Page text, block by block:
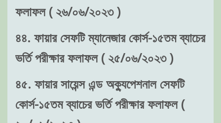
ফলাফল ( ২৬/০৬/২০২৩ )
৪৪. ফায়ার সেফটি ম্যানেজার কোর্স-১৫তম ব্যাচের
ভর্তি পরীক্ষার ফলাফল ( ২৫/০৬/২০২৩ )
৪৫. ফায়ার সায়েন্স এন্ড অক্যুপেশনাল সেফটি
কোর্স-১৫তম ব্যাচের ভর্তি পরীক্ষার ফলাফল (